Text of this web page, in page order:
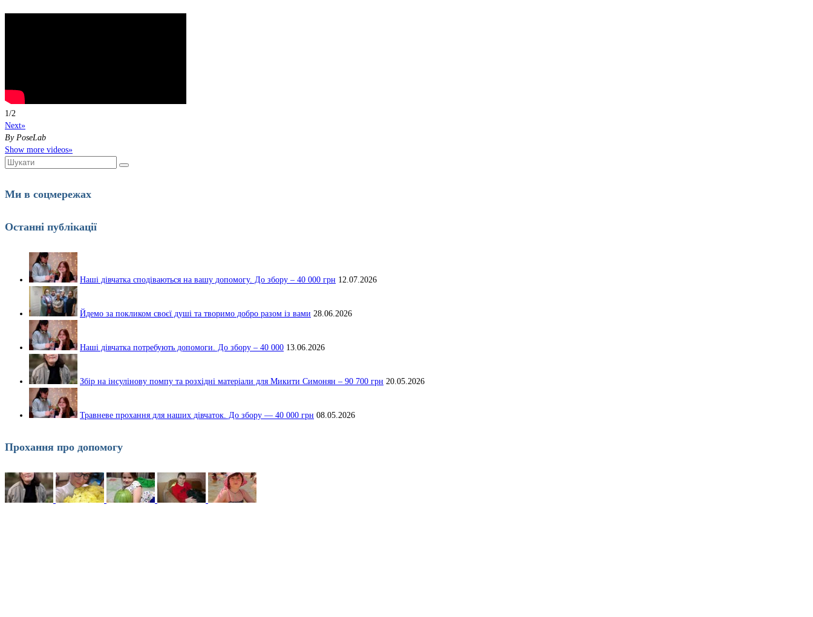
1 /2
Next»
By PoseLab
Show more videos»
Шукати:
Ми в соцмережах
Останні публікації
Наші дівчатка сподіваються на вашу допомогу. До збору – 40 000 грн 12.07.2026
Йдемо за покликом своєї душі та творимо добро разом із вами 28.06.2026
Наші дівчатка потребують допомоги. До збору – 40 000 13.06.2026
Збір на інсулінову помпу та розхідні матеріали для Микити Симонян – 90 700 грн 20.05.2026
Травневе прохання для наших дівчаток. До збору — 40 000 грн 08.05.2026
Прохання про допомогу